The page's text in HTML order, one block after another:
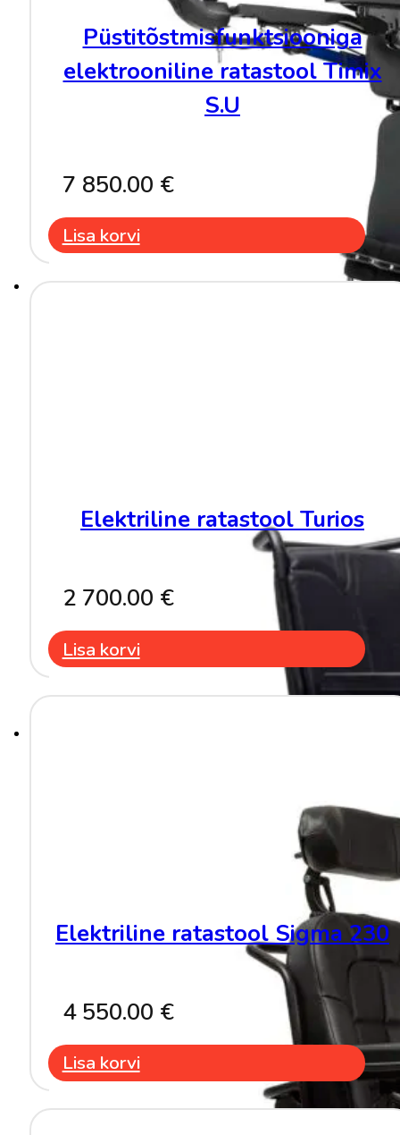
Püstitõstmisfunktsiooniga
elektrooniline ratastool Timix
S.U
7 850.00 €
Lisa korvi
Elektriline ratastool Turios
2 700.00 €
Lisa korvi
Elektriline ratastool Sigma 230
4 550.00 €
Lisa korvi